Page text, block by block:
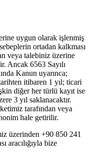
uygun olarak işlenmiş
ortadan kalkması
veya talebiniz üzerine
Ancak 6563 Sayılı
Kanun uyarınca;
itibaren 1 yıl; ticari
diğer her türlü kayıt ise
3 yıl saklanacaktır.
tarafından veya
hale getirilir.
üzerinden +90 850 241
aracılığıyla bize